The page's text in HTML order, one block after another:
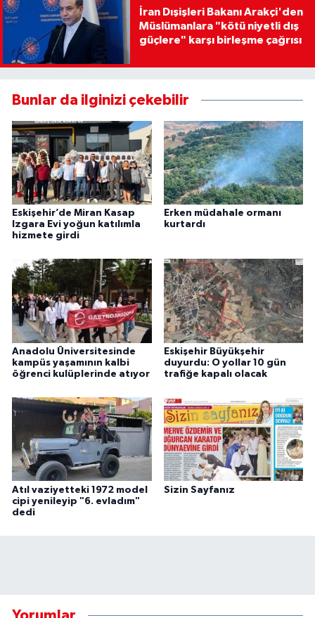
İran Dışişleri Bakanı Arakçi'den
Müslümanlara "kötü niyetli dış
güçlere" karşı birleşme çağrısı
Bunlar da ilginizi çekebilir
Eskişehir’de Miran Kasap
Izgara Evi yoğun katılımla
hizmete girdi
Erken müdahale ormanı
kurtardı
Anadolu Üniversitesinde
kampüs yaşamının kalbi
öğrenci kulüplerinde atıyor
Eskişehir Büyükşehir
duyurdu: O yollar 10 gün
trafiğe kapalı olacak
Atıl vaziyetteki 1972 model
cipi yenileyip "6. evladım"
dedi
Sizin Sayfanız